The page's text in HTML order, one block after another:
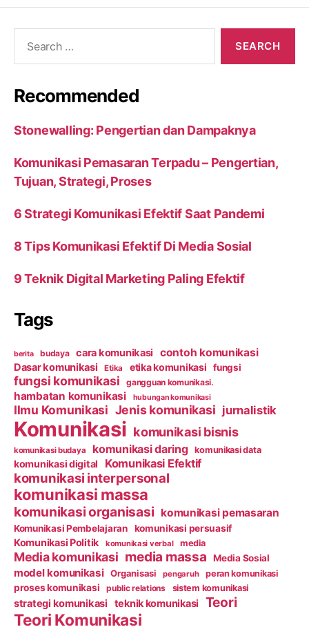
Recommended
Stonewalling: Pengertian dan Dampaknya
Komunikasi Pemasaran Terpadu – Pengertian,
Tujuan, Strategi, Proses
6 Strategi Komunikasi Efektif Saat Pandemi
8 Tips Komunikasi Efektif Di Media Sosial
9 Teknik Digital Marketing Paling Efektif
Tags
berita budaya cara komunikasi contoh komunikasi
Dasar komunikasi Etika etika komunikasi fungsi
fungsi komunikasi gangguan komunikasi.
hambatan komunikasi hubungan komunikasi
Ilmu Komunikasi Jenis komunikasi jurnalistik
Komunikasi komunikasi bisnis
komunikasi budaya komunikasi daring komunikasi data
komunikasi digital Komunikasi Efektif
komunikasi interpersonal
komunikasi massa
komunikasi organisasi komunikasi pemasaran
Komunikasi Pembelajaran komunikasi persuasif
Komunikasi Politik komunikasi verbal media
Media komunikasi media massa Media Sosial
model komunikasi Organisasi pengaruh peran komunikasi
proses komunikasi public relations sistem komunikasi
strategi komunikasi teknik komunikasi Teori
Teori Komunikasi